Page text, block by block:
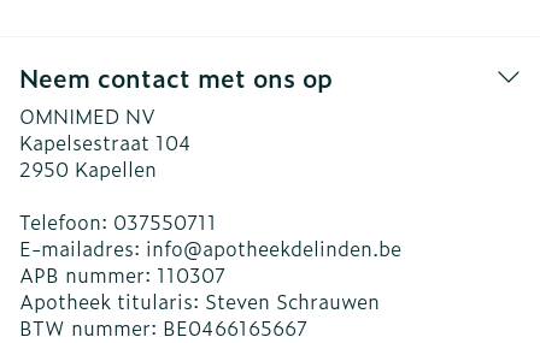
Neem contact met ons op
OMNIMED NV
Kapelsestraat 104
2950 Kapellen
Telefoon: 037550711
E-mailadres: info@apotheekdelinden.be
APB nummer: 110307
Apotheek titularis: Steven Schrauwen
BTW nummer: BE0466165667